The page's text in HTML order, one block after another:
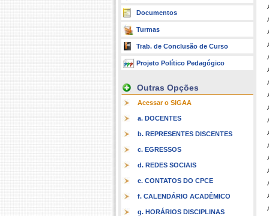
Documentos
Turmas
Trab. de Conclusão de Curso
Projeto Político Pedagógico
Outras Opções
Acessar o SIGAA
a. DOCENTES
b. REPRESENTES DISCENTES
c. EGRESSOS
d. REDES SOCIAIS
e. CONTATOS DO CPCE
f. CALENDÁRIO ACADÊMICO
g. HORÁRIOS DISCIPLINAS